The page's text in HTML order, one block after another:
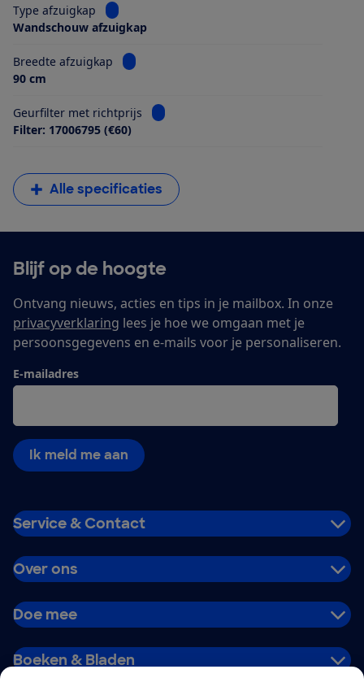
Type afzuigkap
Bekijk informatie voor Type afzuigkap
Wandschouw afzuigkap
Breedte afzuigkap
Bekijk informatie voor Breedte afzuigkap
90 cm
Geurfilter met richtprijs
Bekijk informatie voor Geurfilter met
Filter: 17006795 (€60)
Alle specificaties
Blijf op de hoogte
Ontvang nieuws, acties en tips in je mailbox. In onze
privacyverklaring lees je hoe we omgaan met je
persoonsgegevens en e-mails voor je personaliseren.
E-mailadres
Ik meld me aan
Service & Contact
Over ons
Doe mee
Boeken & Bladen